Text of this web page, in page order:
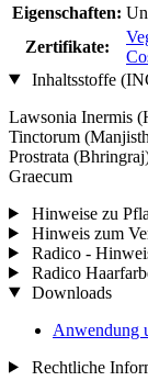
Eigenschaften:
Zertifikate:
Inhaltsstoffe
Lawsonia Inermis
Tinctorum
Prostrata
Graecum
Hinweise zu
Hinweis zum
Radico -
Radico
Downloads
Anwendung
Rechtliche